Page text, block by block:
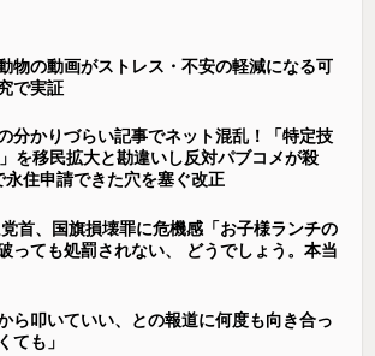
物の動画がストレス・不安の軽減になる可
で実証
分かりづらい記事でネット混乱！「特定技
を移民拡大と勘違いし反対パブコメが殺
住申請できた穴を塞ぐ改正
首、国旗損壊罪に危機感「お子様ランチの
っても処罰されない、 どうでしょう。本当
ら叩いていい、との報道に何度も向き合っ
ても」